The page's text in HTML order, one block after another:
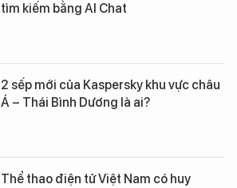
tìm kiếm bằng AI Chat
2 sếp mới của Kaspersky khu vực châu
Á – Thái Bình Dương là ai?
Thể thao điện tử Việt Nam có huy